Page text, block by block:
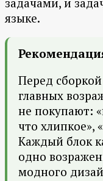
языке.
Перед
главных
не покупают:
что хлипкое»,
Каждый блок
одно
модного